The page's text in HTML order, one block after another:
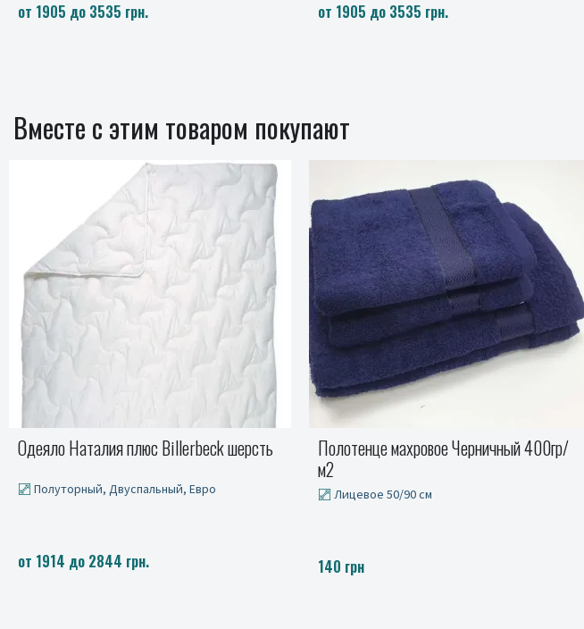
от 1905 до 3535 грн. от 1905 до 3535 грн.
Вместе с этим товаром покупают
Полотенце махровое Черничный 400гр/
Лицевое 50/90 см
140 грн
Полотенца махровые BOTANIC, серо-беж
Набор (баня и лицо)
660 грн